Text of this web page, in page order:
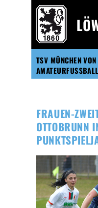
TSV MÜNCHEN
AMATEURFUSSBALL
FRAUEN-
OTTOBRUNN